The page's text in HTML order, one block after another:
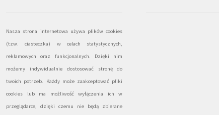
Nasza strona internetowa używa plików cookies
(tzw. ciasteczka) w celach statystycznych,
reklamowych oraz funkcjonalnych. Dzięki nim
możemy indywidualnie dostosować stronę do
twoich potrzeb. Każdy może zaakceptować pliki
cookies lub ma możliwość wyłączenia ich w
przeglądarce, dzięki czemu nie będą zbierane